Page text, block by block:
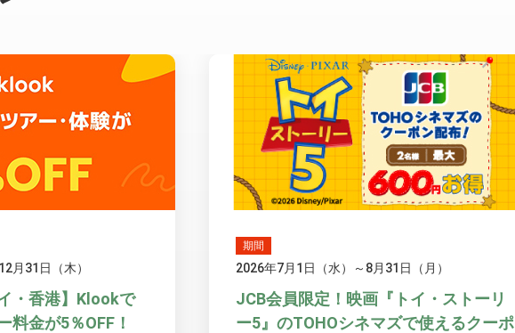
月31日（木）
・香港】Klookで
料金が5％OFF！
期間
2026年7月1日（水）～8月31日（月）
JCB会員限定！映画『トイ・ストーリ
ー5』のTOHOシネマズで使えるクーポ